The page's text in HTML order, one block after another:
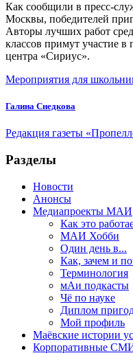
Как сообщили в пресс-
Москвы, победителей
Авторы лучших работ
классов примут участие в
центра «Сириус».
Мероприятия для
Галина Снедкова
Редакция газеты
Разделы
Новости
Анонсы
Медиапроекты МАИ
Как это
МАИ Хобби
Один день в...
Как, зачем и
Терминология
мАи подкасты
Чё по науке
Диплом
Мой профиль
Маёвские истории
Корпоративные